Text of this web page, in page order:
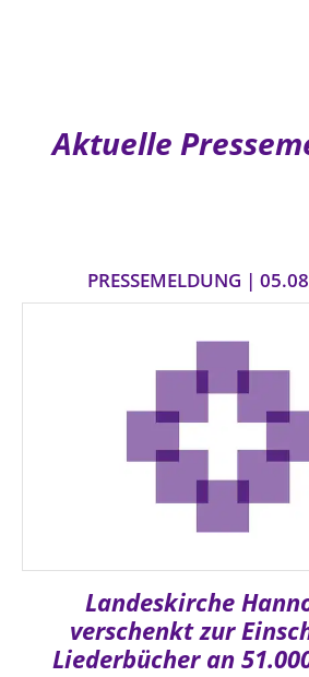
Aktuelle
PRESSEMELDUNG |
Landeskirche
verschenkt zur
Liederbücher an